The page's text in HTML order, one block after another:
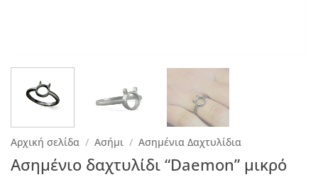
Αρχική σελίδα / Ασήμι / Ασημένια Δαχτυλίδια
Ασημένιο δαχτυλίδι “Daemon” μικρό